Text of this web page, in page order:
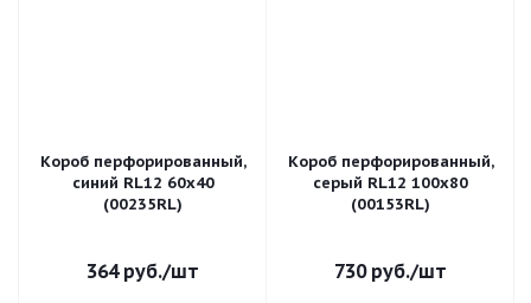
Короб перфорированный,
синий RL12 60x40
(00235RL)
364руб./шт
Короб перфорированный,
серый RL12 100x80
(00153RL)
730руб./шт